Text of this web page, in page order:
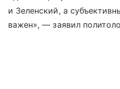
и Зеленский, а
важен», — заявил